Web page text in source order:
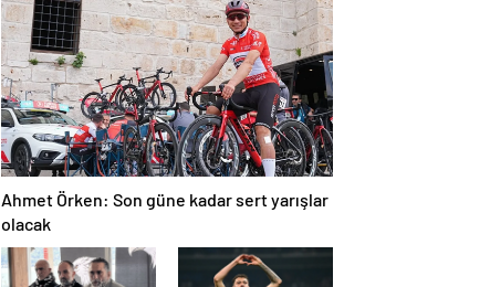
karnesi
Ahmet Örken: Son güne kadar sert yarışlar
olacak